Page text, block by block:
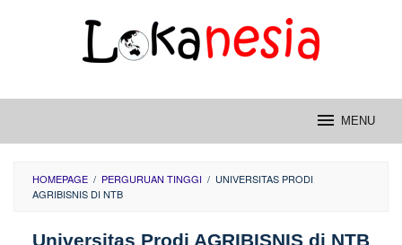
MENU
HOMEPAGE / PERGURUAN TINGGI / UNIVERSITAS PRODI
AGRIBISNIS DI NTB
Universitas Prodi AGRIBISNIS di NTB